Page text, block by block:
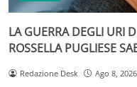
LA GUERRA DEGLI URI
ROSSELLA PUGLIESE
Redazione Desk Ago 8,